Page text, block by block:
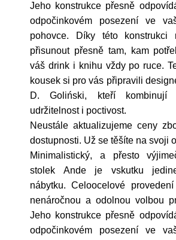
Jeho konstrukce přesně
odpočinkovém posezení ve
pohovce. Díky této konstrukci
přisunout přesně tam, kam
váš drink i knihu vždy po ruce.
kousek si pro vás připravili
D. Goliński, kteří kombinují
udržitelnost i poctivost.
Neustále aktualizujeme ceny
dostupnosti. Už se těšíte na svoji
Minimalistický, a přesto
stolek Ande je vskutku
nábytku. Celoocelové
nenáročnou a odolnou volbou
Jeho konstrukce přesně
odpočinkovém posezení ve